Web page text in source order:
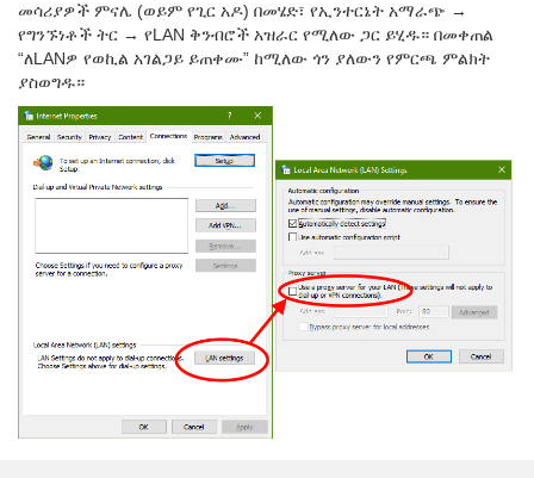
መሳሪያዎች ምናሌ (ወይም የጊር አዶ) በመሄድ፣ የኢንተርኔት አማራጭ →
የግንኙነቶች ትር → የLAN ቅንብሮች አዝራር የሚለው ጋር ይሂዱ። በመቀጠል
“ለLANዎ የወኪል አገልጋይ ይጠቀሙ” ከሚለው ጎን ያለውን የምርጫ ምልክት
ያስወግዱ።